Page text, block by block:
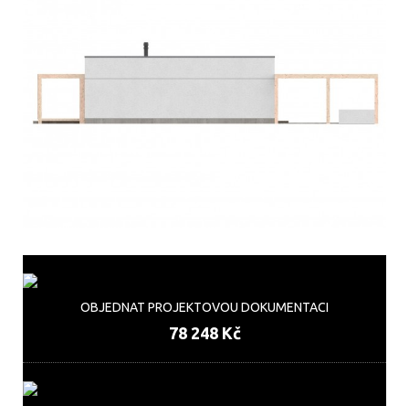
OBJEDNAT PROJEKTOVOU DOKUMENTACI
78 248 Kč